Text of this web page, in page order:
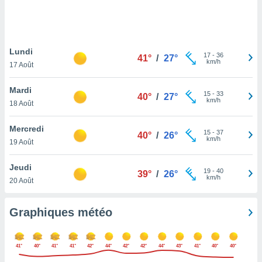
pas
de
à
cas,
que
sur le
que
ne
Lundi
17 Août
41° / 27° 17- 36
km/h
Mardi
18 Août
40° / 27° 15- 33
km/h
Mercredi
19 Août
40° / 26° 15- 37
km/h
Jeudi
20 Août
39° / 26° 19- 40
km/h
Graphiques météo
41° 40° 41° 41° 42° 44° 42° 42° 44° 43° 41° 40° 40°